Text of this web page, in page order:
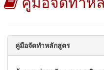
คู่มือจัดทำหลักสูตร